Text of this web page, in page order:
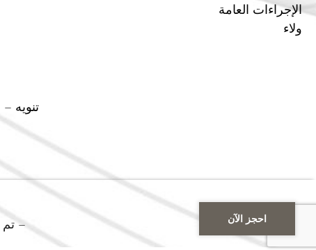
الإجراءات العامة
ولاء
تنويه –
– تم
احجز الآن